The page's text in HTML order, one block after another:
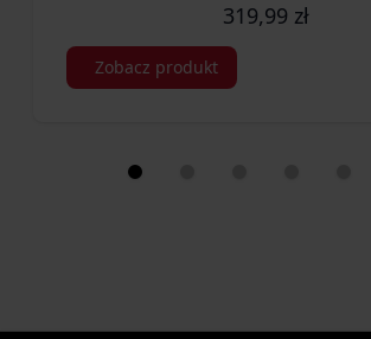
319,99 zł
Zobacz produkt